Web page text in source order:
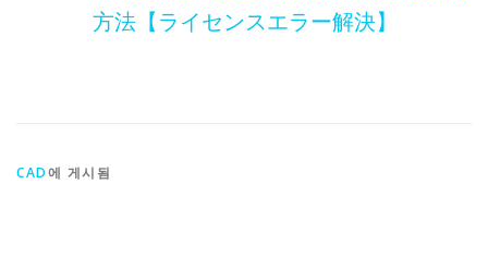
方法【ライセンスエラー解決】
CAD에 게시됨